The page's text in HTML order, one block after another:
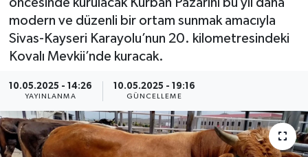
modern ve düzenli bir ortam sunmak amacıyla
Sivas-Kayseri Karayolu’nun 20. kilometresindeki
Kovalı Mevkii’nde kuracak.
10.05.2025 - 14:26
YAYINLANMA
10.05.2025 - 19:16
GÜNCELLEME
Sağlık
Son Dakika Haberleri
Haber Arşivi